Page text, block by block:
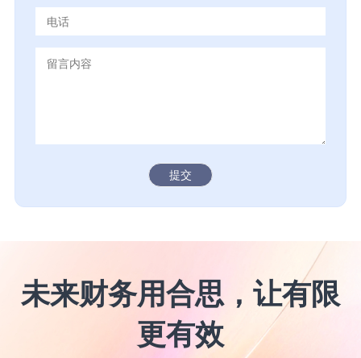
提交
未来财务用合思，让有限
更有效